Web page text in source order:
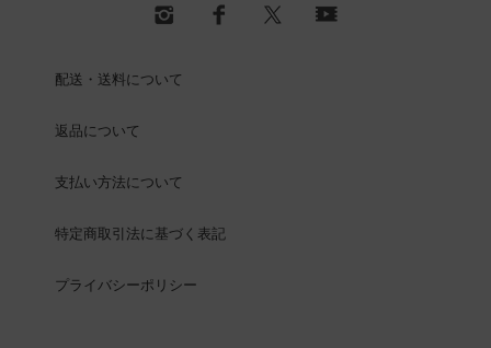
配送・送料について
返品について
支払い方法について
特定商取引法に基づく表記
プライバシーポリシー